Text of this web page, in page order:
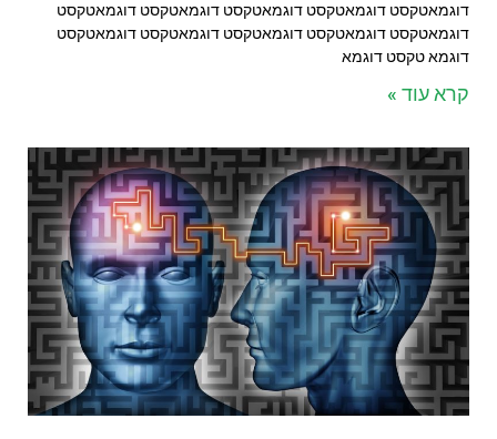
דוגמאטקסט דוגמאטקסט דוגמאטקסט דוגמאטקסט דוגמאטקסט
דוגמאטקסט דוגמאטקסט דוגמאטקסט דוגמאטקסט דוגמאטקסט
דוגמא טקסט דוגמא
קרא עוד »